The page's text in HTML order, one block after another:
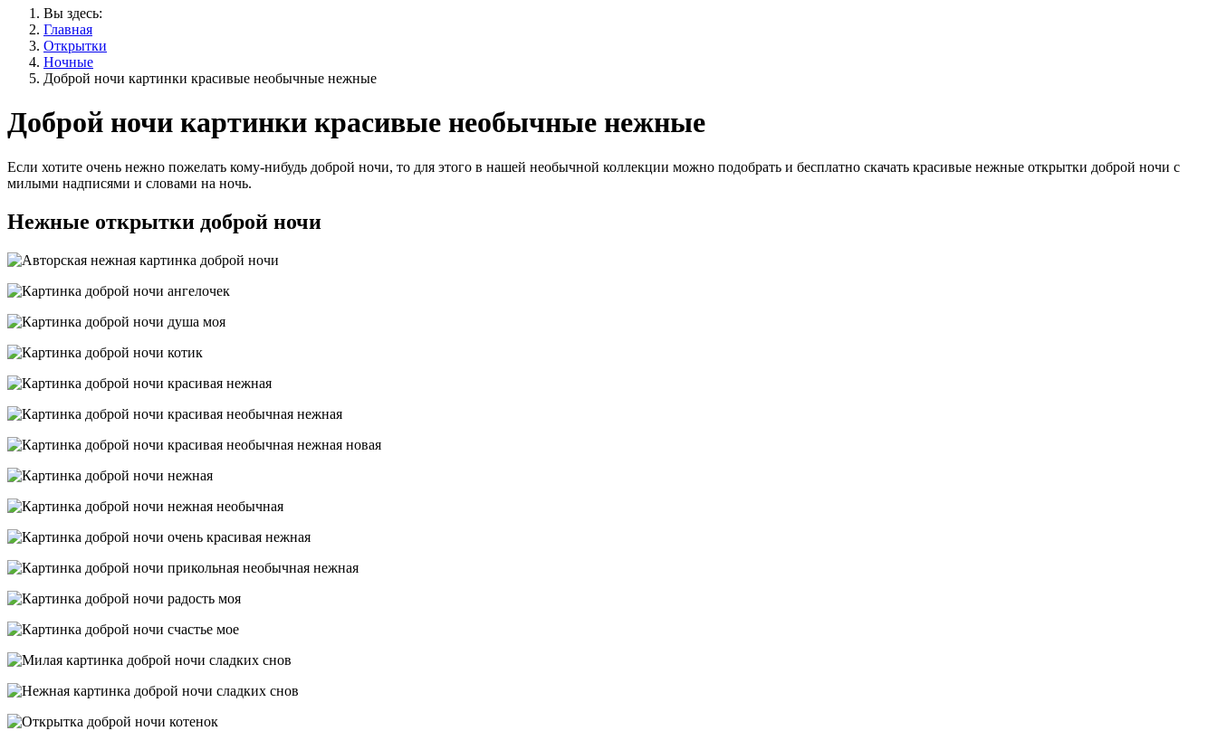
Вы здесь:
Главная
Открытки
Ночные
Доброй ночи картинки красивые необычные нежные
Доброй ночи картинки красивые необычные нежные
Если хотите очень нежно пожелать кому-нибудь доброй ночи, то для этого в нашей необычной коллекции можно подобрать и бесплатно скачать красивые нежные открытки доброй ночи с
милыми надписями и словами на ночь.
Нежные открытки доброй ночи